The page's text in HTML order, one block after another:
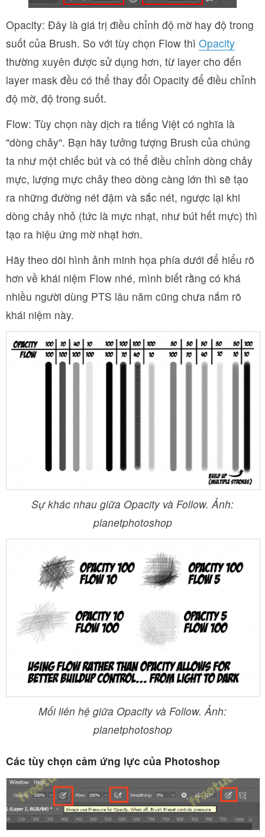
Opacity: Đây là giá trị điều chỉnh độ mờ hay độ trong
suốt của Brush. So với tùy chọn Flow thì Opacity
thường xuyên được sử dụng hơn, từ layer cho đến
layer mask đều có thể thay đổi Opacity để điều chỉnh
độ mờ, độ trong suốt.
Flow: Tùy chọn này dịch ra tiếng Việt có nghĩa là
"dòng chảy". Bạn hãy tưởng tượng Brush của chúng
ta như một chiếc bút và có thể điều chỉnh dòng chảy
mực, lượng mực chảy theo dòng càng lớn thì sẽ tạo
ra những đường nét đậm và sắc nét, ngược lại khi
dòng chảy nhỏ (tức là mực nhạt, như bút hết mực) thì
tạo ra hiệu ứng mờ nhạt hơn.
Hãy theo dõi hình ảnh minh họa phía dưới để hiểu rõ
hơn về khái niệm Flow nhé, mình biết rằng có khá
nhiều người dùng PTS lâu năm cũng chưa nắm rõ
khái niệm này.
Sự khác nhau giữa Opacity và Follow. Ảnh:
planetphotoshop
Mối liên hệ giữa Opacity và Follow. Ảnh:
planetphotoshop
Các tùy chọn cảm ứng lực của Photoshop